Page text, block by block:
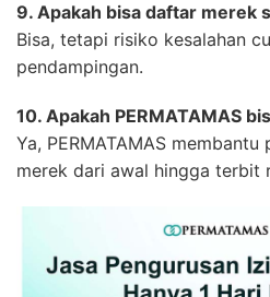
9. Apakah bisa daftar merek
Bisa, tetapi risiko kesalahan
pendampingan.
10. Apakah PERMATAMAS
Ya, PERMATAMAS
merek dari awal hingga terbit